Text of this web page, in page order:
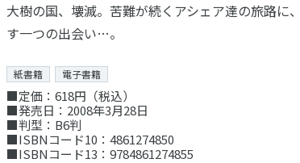
大樹の国、壊滅。苦難が続くアシェア達の旅路に
す一つの出会い…。
紙書籍 電子書籍
■定価：618円（税込）
■発売日：2008年3月28日
■判型：B6判
■ISBNコード10：4861274850
■ISBNコード13：9784861274855